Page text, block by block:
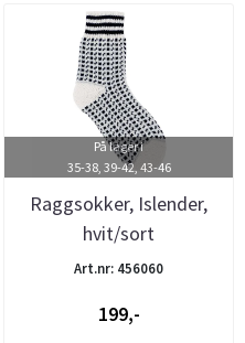
På lager i
35-38, 39-42, 43-46
Raggsokker, Islender,
hvit/sort
Art.nr: 456060
199,-